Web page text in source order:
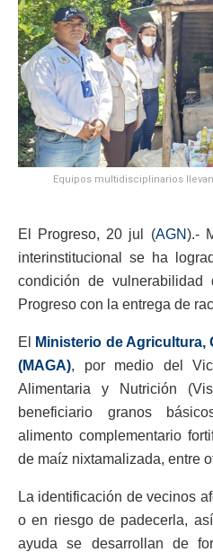
Equipos multidisciplinarios
El Progreso, 20 jul (AGN).-
interinstitucional se ha
condición de vulnerabilidad
Progreso con la entrega de
El
Ministerio de Agricultura,
(MAGA), por medio del
Alimentaria y Nutrición
beneficiario granos
alimento complementario
de maíz nixtamalizada, entre
La identificación de vecinos
o en riesgo de padecerla,
ayuda se desarrollan de